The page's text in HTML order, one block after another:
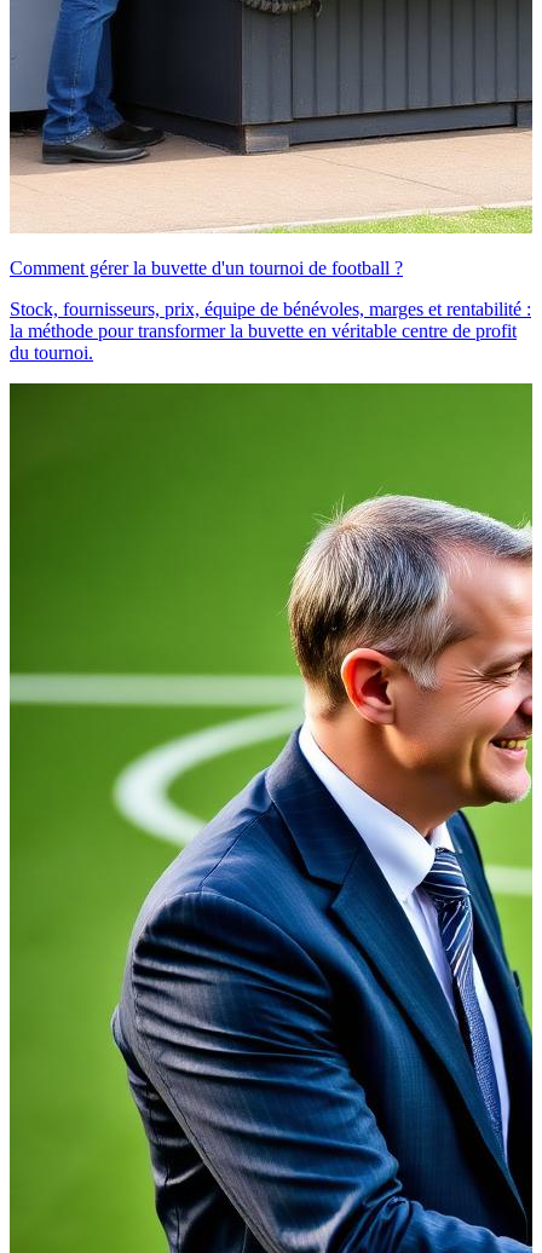
Comment gérer la buvette d'un tournoi de football ?
Stock, fournisseurs, prix, équipe de bénévoles, marges et rentabilité :
la méthode pour transformer la buvette en véritable centre de profit
du tournoi.